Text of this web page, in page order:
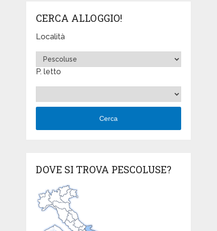
CERCA ALLOGGIO!
Località
P. letto
Cerca
DOVE SI TROVA PESCOLUSE?